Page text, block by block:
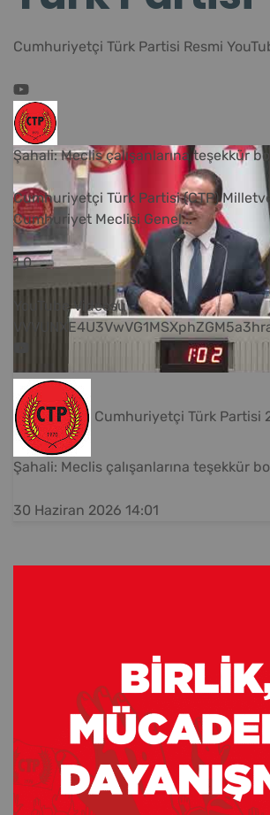
Cumhuriyetçi Türk Partisi Resmi
Şahali: Meclis çalışanlarına teşekkür
Cumhuriyetçi Türk Partisi (CTP)
Cumhuriyet Meclisi Genel...
1 0
YouTube Videosu
Cumhuriyetçi Türk Partisi
Şahali: Meclis çalışanlarına teşekkür
30 Haziran 2026 14:01